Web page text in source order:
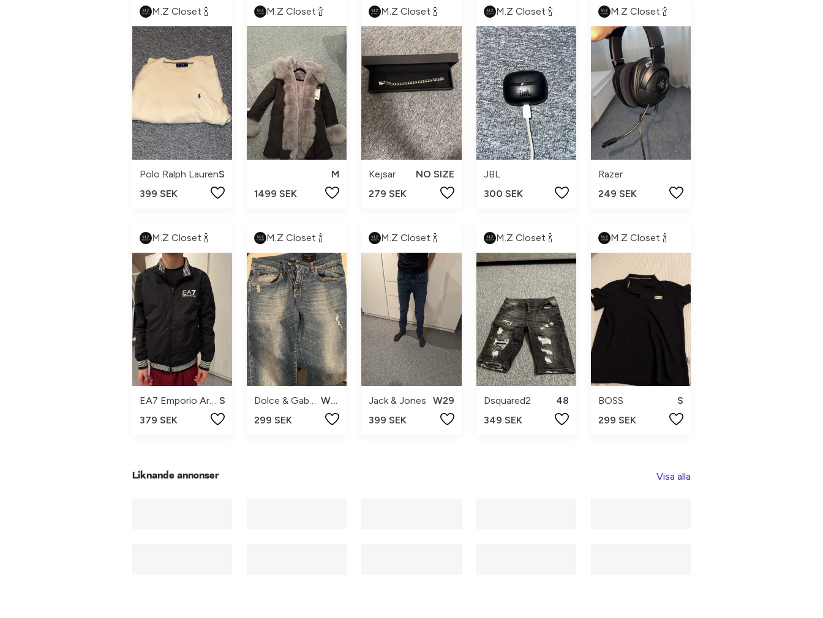
M.Z Closet 🍾
Polo Ralph LaurenS
399 SEK
M.Z Closet 🍾
M
1499 SEK
M.Z Closet 🍾
Kejsar
NO SIZE
279 SEK
M.Z Closet 🍾
JBL
300 SEK
M.Z Closet 🍾
Razer
249 SEK
M.Z Closet 🍾
379 SEK
M.Z Closet 🍾
W29
299 SEK
M.Z Closet 🍾
Jack & Jones
W29
399 SEK
M.Z Closet 🍾
Dsquared2
48
349 SEK
M.Z Closet 🍾
BOSS
S
299 SEK
Liknande annonser Visa alla